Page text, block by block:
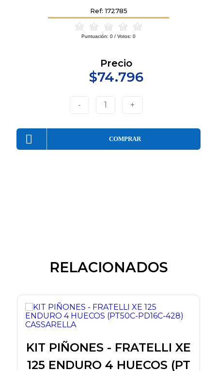
Ref: 172785
Puntuación: 0 / Votos: 0
Precio
$74.796
- 1 +
COMPRAR
RELACIONADOS
KIT PIÑONES - FRATELLI XE
125 ENDURO 4 HUECOS (PT